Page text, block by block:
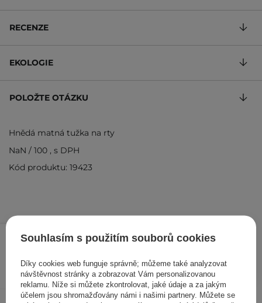
365 Kč
PŘIDAT DO KOŠÍKU
RECENZE
EKOLOGIE
POLOŽTE OTÁZKU
Hnědá matná tužka na rty
NaN / 100 , s DPH
Kód produktu: 19423
Souhlasím s použitím souborů cookies
Díky cookies web funguje správně; můžeme také analyzovat
návštěvnost stránky a zobrazovat Vám personalizovanou
reklamu. Níže si můžete zkontrolovat, jaké údaje a za jakým
účelem jsou shromažďovány námi i našimi partnery. Můžete se